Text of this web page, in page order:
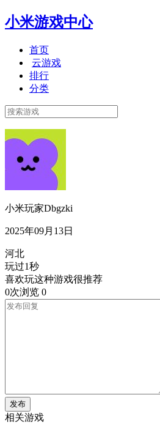
小米游戏中心
首页
云游戏
排行
分类
小米玩家Dbgzki
2025年09月13日
河北
玩过1秒
喜欢玩这种游戏很推荐
0次浏览 0
发布
相关游戏